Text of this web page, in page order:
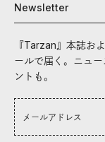
Newsletter
『Tarzan』本誌お
ールで届く。ニュ
ントも。